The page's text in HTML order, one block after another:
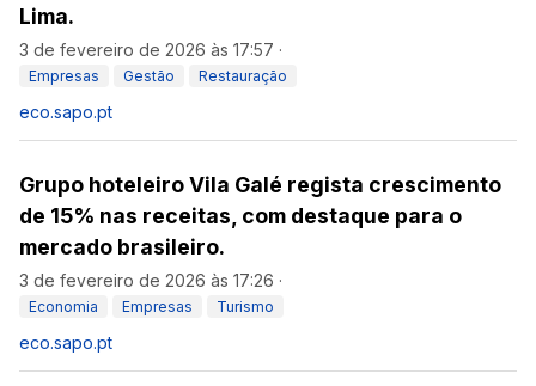
Lima.
3 de fevereiro de 2026 às 17:57 ·
Empresas Gestão Restauração
eco.sapo.pt
Grupo hoteleiro Vila Galé regista crescimento
de 15% nas receitas, com destaque para o
mercado brasileiro.
3 de fevereiro de 2026 às 17:26 ·
Economia Empresas Turismo
eco.sapo.pt